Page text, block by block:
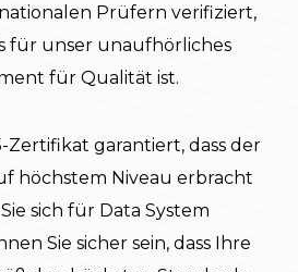
Prüfern verifiziert,
für unser unaufhörliches
für Qualität ist.
Zertifikat garantiert, dass der
höchstem Niveau erbracht
sich für Data System
Sie sicher sein, dass Ihre